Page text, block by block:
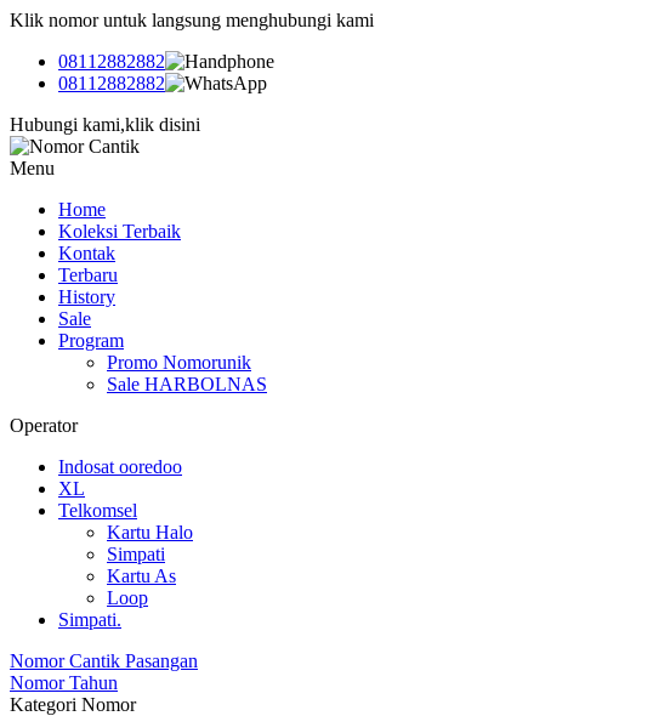
Klik nomor untuk langsung menghubungi kami
08112882882
08112882882
Hubungi kami,klik disini
Menu
Home
Koleksi Terbaik
Kontak
Terbaru
History
Sale
Program
Promo Nomorunik
Sale HARBOLNAS
Operator
Indosat ooredoo
XL
Telkomsel
Kartu Halo
Simpati
Kartu As
Loop
Simpati.
Nomor Cantik Pasangan
Nomor Tahun
Kategori Nomor